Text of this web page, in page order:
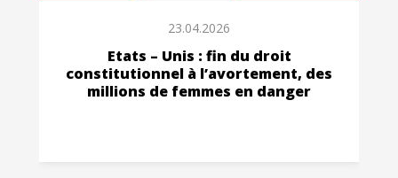
23.04.2026
Etats – Unis : fin du droit
constitutionnel à l’avortement, des
millions de femmes en danger